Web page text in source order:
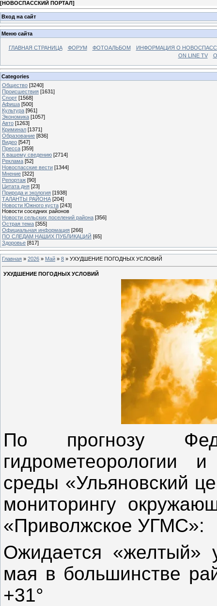
[НОВОСПАССКИЙ ПОРТАЛ]
Вход на сайт
Меню сайта
ГЛАВНАЯ СТРАНИЦА ФОРУМ ФОТОАЛЬБОМ
ИНФОРМАЦИЯ О
ON LINE TV
Categories
Общество [3240]
Происшествия [1631]
Спорт [1568]
Афиша [500]
Культура [961]
Экономика [1057]
Авто [1263]
Криминал [1371]
Образование [836]
Видео [547]
Пресса [359]
К вашему сведению [2714]
Реклама [52]
Новоспасские вести [1344]
Мнение [322]
Репортаж [90]
Цитата дня [23]
Природа и экология [1938]
ТАЛАНТЫ РАЙОНА [204]
Новости Южного куста [243]
Новости соседних районов
Новости сельских поселений района [356]
Острая тема [355]
Официальная информация [266]
ПО СЛЕДАМ НАШИХ ПУБЛИКАЦИЙ [65]
Здоровье [817]
Главная » 2026 » Май » 8 » УХУДШЕНИЕ ПОГОДНЫХ УСЛОВИЙ
УХУДШЕНИЕ ПОГОДНЫХ УСЛОВИЙ
По прогнозу
гидрометеорологии
среды «Ульяновский
мониторингу
«Приволжское УГМС»:
Ожидается «желтый»
мая в большинстве
+31°